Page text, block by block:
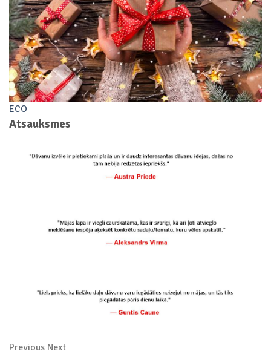
ECO
Atsauksmes
Previous Next